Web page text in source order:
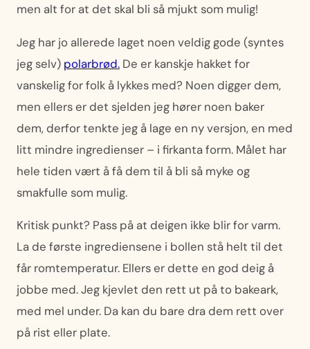
men alt for at det skal bli så mjukt som mulig!
Jeg har jo allerede laget noen veldig gode (syntes
jeg selv) polarbrød. De er kanskje hakket for
vanskelig for folk å lykkes med? Noen digger dem,
men ellers er det sjelden jeg hører noen baker
dem, derfor tenkte jeg å lage en ny versjon, en med
litt mindre ingredienser – i firkanta form. Målet har
hele tiden vært å få dem til å bli så myke og
smakfulle som mulig.
Kritisk punkt? Pass på at deigen ikke blir for varm.
La de første ingrediensene i bollen stå helt til det
får romtemperatur. Ellers er dette en god deig å
jobbe med. Jeg kjevlet den rett ut på to bakeark,
med mel under. Da kan du bare dra dem rett over
på rist eller plate.